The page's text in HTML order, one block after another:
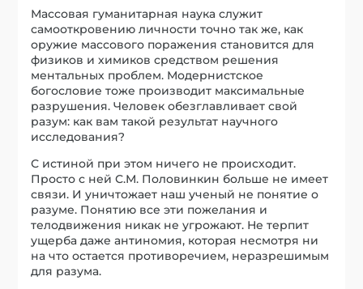
Массовая гуманитарная наука служит
самооткровению личности точно так же, как
оружие массового поражения становится для
физиков и химиков средством решения
ментальных проблем. Модернистское
богословие тоже производит максимальные
разрушения. Человек обезглавливает свой
разум: как вам такой результат научного
исследования?
С истиной при этом ничего не происходит.
Просто с ней С.М. Половинкин больше не имеет
связи. И уничтожает наш ученый не понятие о
разуме. Понятию все эти пожелания и
телодвижения никак не угрожают. Не терпит
ущерба даже антиномия, которая несмотря ни
на что остается противоречием, неразрешимым
для разума.